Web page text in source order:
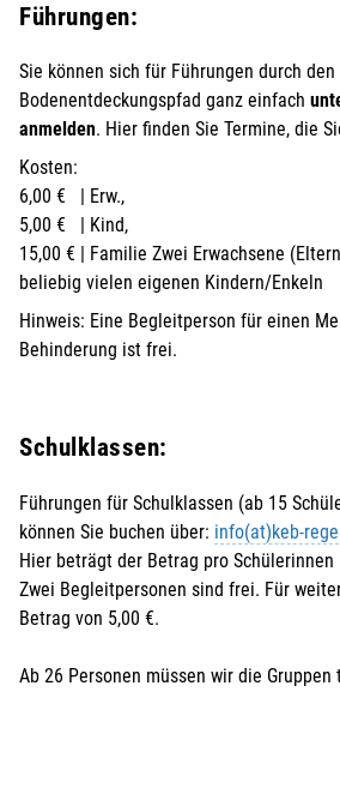
Führungen:
Sie können sich für Führungen durch den
Bodenentdeckungspfad ganz einfach
anmelden. Hier finden Sie Termine, die
Kosten:
6,00 € | Erw.,
5,00 € | Kind,
15,00 € | Familie Zwei Erwachsene
beliebig vielen eigenen Kindern/Enkeln
Hinweis: Eine Begleitperson für einen
Behinderung ist frei.
Schulklassen:
Führungen für Schulklassen (ab 15
können Sie buchen über: info(at)keb-
Hier beträgt der Betrag pro Schülerinnen
Zwei Begleitpersonen sind frei. Für
Betrag von 5,00 €.
Ab 26 Personen müssen wir die Gruppen